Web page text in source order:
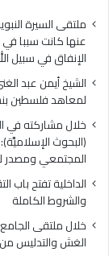
بنسبة
نجاح
97.7%
ملتقى السيرة
عنها كانت سببا
الإنفاق في سبيل
الشيخ أيمن عبد
لمعاهد فلسطين بنسبة
خلال مشاركته في
(البحوث
المجتمعي ومصدر
والشروط الكاملة
خلال ملتقى الجامع
الغش والتدليس